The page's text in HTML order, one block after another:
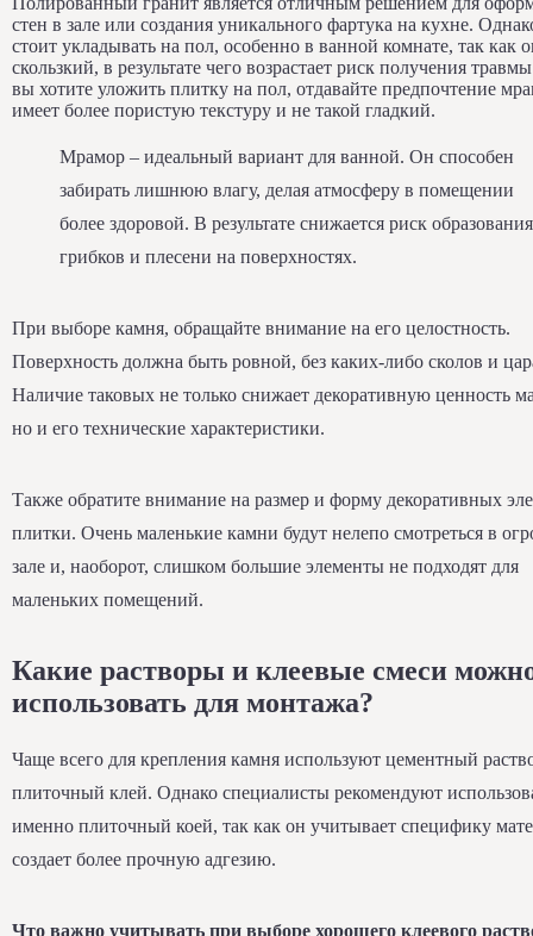
стен в зале или создания уникального фартука на кухне.
стоит укладывать на пол, особенно в ванной комнате, так как
скользкий, в результате чего возрастает риск получения
вы хотите уложить плитку на пол, отдавайте предпочтение
имеет более пористую текстуру и не такой гладкий.
Мрамор – идеальный вариант для ванной. Он способен
забирать лишнюю влагу, делая атмосферу в помещении
более здоровой. В результате снижается риск образования
грибков и плесени на поверхностях.
При выборе камня, обращайте внимание на его целостность.
Поверхность должна быть ровной, без каких-либо сколов и
Наличие таковых не только снижает декоративную ценность
но и его технические характеристики.
Также обратите внимание на размер и форму декоративных
плитки. Очень маленькие камни будут нелепо смотреться в
зале и, наоборот, слишком большие элементы не подходят для
маленьких помещений.
Какие растворы и клеевые смеси
использовать для монтажа?
Чаще всего для крепления камня используют цементный
плиточный клей. Однако специалисты рекомендуют
именно плиточный коей, так как он учитывает специфику
создает более прочную адгезию.
Что важно учитывать при выборе хорошего клеевого